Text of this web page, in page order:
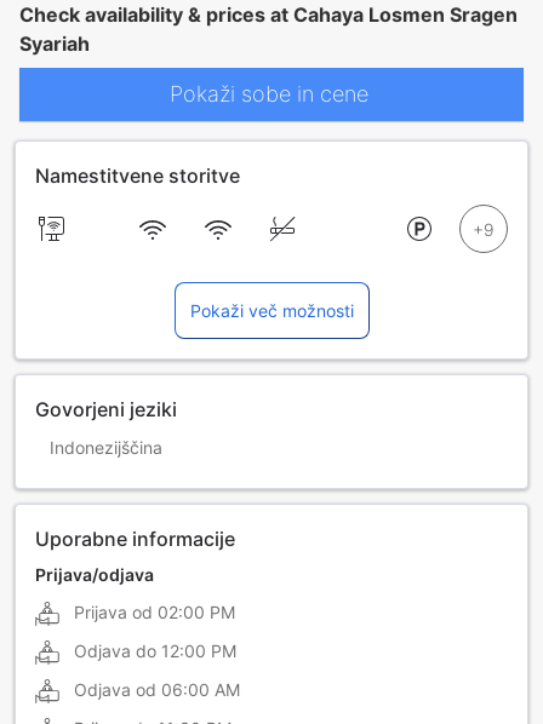
Check availability & prices at Cahaya Losmen Sragen
Syariah
Pokaži sobe in cene
Namestitvene storitve
Pokaži več možnosti
Govorjeni jeziki
Indonezijščina
Uporabne informacije
Prijava/odjava
Prijava od 02:00 PM
Odjava do 12:00 PM
Odjava od 06:00 AM